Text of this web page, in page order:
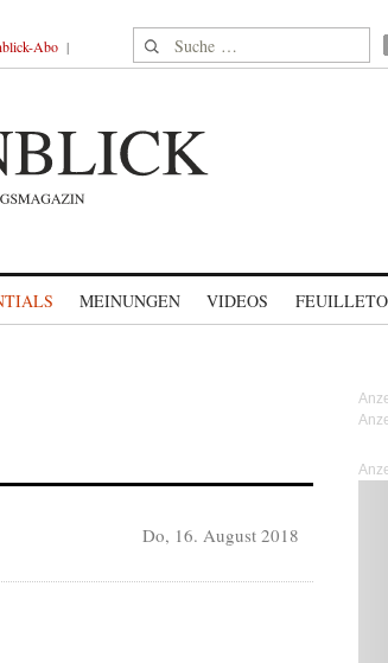
Abo Suche nach:
MEINUNGEN VIDEOS
Do, 16. August 2018